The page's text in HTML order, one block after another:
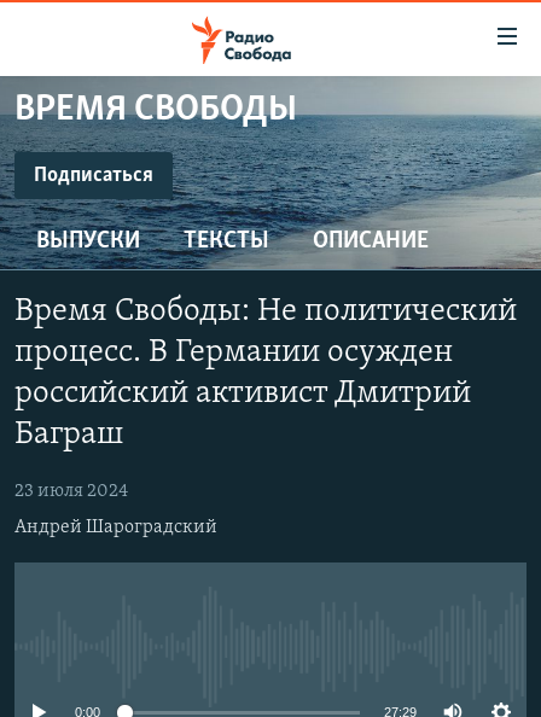
упрощенного
доступа
Вернуться
к
основному
содержанию
Вернутся
главной
навигации
Вернутся
поиску
ПРОГРАММЫ
ПОДКАСТЫ
АВТОРСКИЕ ПРОЕКТЫ
ЦИТАТЫ СВОБОДЫ
МНЕНИЯ
КУЛЬТУРА
IDEL.РЕАЛИИ
КАВКАЗ.РЕАЛИИ
СИБИРЬ.РЕАЛИИ
РАСПИСАНИЕ ВЕЩАНИЯ
ВРЕМЯ СВОБОДЫ
Подписаться
ПОДПИСАТЬСЯ
CastBox
Подписаться
ВЫПУСКИ ТЕКСТЫ ОПИСАНИЕ
Время Свободы: Не политический
процесс. В Германии осужден
российский активист Дмитрий
Баграш
23 июля 2024
Андрей Шароградский
0:00 27:29